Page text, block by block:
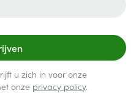
u zich in voor onze
onze privacy policy.